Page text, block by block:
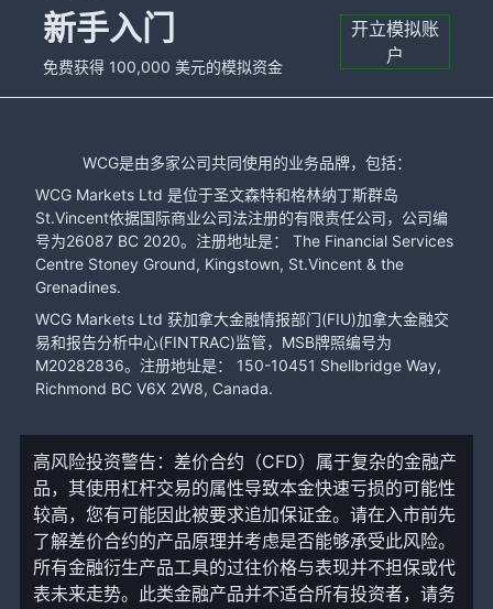
新手入门
免费获得 100,000 美元的模拟资金
开立模拟账
户
WCG是由多家公司共同使用的业务品牌，包括：
WCG Markets Ltd 是位于圣文森特和格林纳丁斯群岛
St.Vincent依据国际商业公司法注册的有限责任公司，公司编
号为26087 BC 2020。注册地址是： The Financial Services
Centre Stoney Ground, Kingstown, St.Vincent & the
Grenadines.
WCG Markets Ltd 获加拿大金融情报部门(FIU)加拿大金融交
易和报告分析中心(FINTRAC)监管，MSB牌照编号为
M20282836。注册地址是： 150-10451 Shellbridge Way,
Richmond BC V6X 2W8, Canada.
高风险投资警告：差价合约（CFD）属于复杂的金融产
品，其使用杠杆交易的属性导致本金快速亏损的可能性
较高，您有可能因此被要求追加保证金。请在入市前先
了解差价合约的产品原理并考虑是否能够承受此风险。
所有金融衍生产品工具的过往价格与表现并不担保或代
表未来走势。此类金融产品并不适合所有投资者，请务